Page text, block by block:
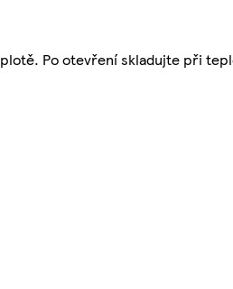
Po otevření skladujte při